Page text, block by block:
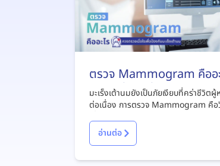
ตรวจ Mammogram คืออ
ตรวจเมื่อไรเพื่อป้องกันมะเ
มะเร็งเต้านมยังเป็นภัยเงียบที่คร่าชีวิต
ต่อเนื่อง การตรวจ Mammogram คือ
โมแกรมให้มากขึ้นจากบทความนี้
อ่านต่อ